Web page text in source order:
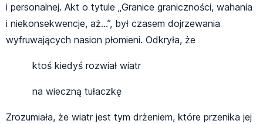
i personalnej. Akt o tytule „Granice graniczności, wahania
i niekonsekwencje, aż…”, był czasem dojrzewania
wyfruwających nasion płomieni. Odkryła, że
ktoś kiedyś rozwiał wiatr
na wieczną tułaczkę
Zrozumiała, że wiatr jest tym drżeniem, które przenika jej